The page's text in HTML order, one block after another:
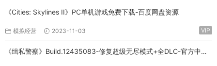
《Cities: Skylines II》PC单机游戏免费下载-百度网盘资源
模拟经营 2023-11-03 VIP
《缉私警察》Build.12435083-修复超级无尽模式+全DLC-官方中文-